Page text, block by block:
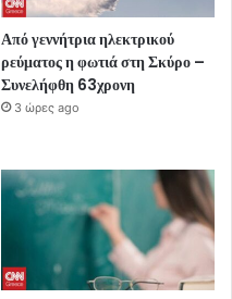
Από γεννήτρια ηλεκτρικού
ρεύματος η φωτιά στη Σκύρο –
Συνελήφθη 63χρονη
3 ώρες ago